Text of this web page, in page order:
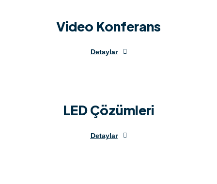
Video Konferans
Detaylar
LED Çözümleri
Detaylar